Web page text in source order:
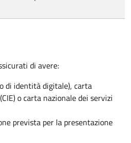
di avere:
di identità digitale), carta
o carta nazionale dei servizi
prevista per la presentazione